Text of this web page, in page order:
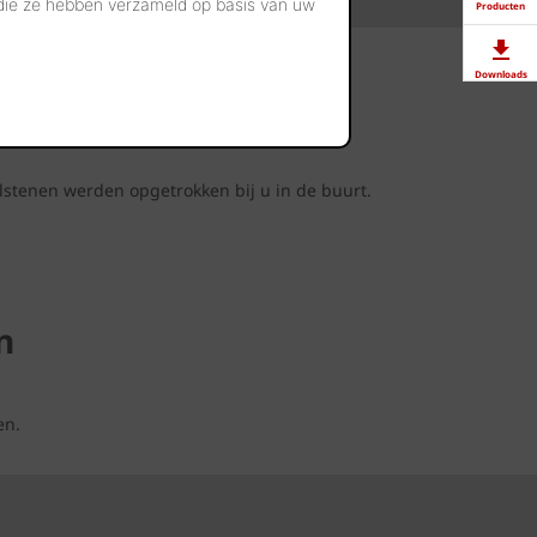
ze hebben verzameld op basis van uw
werden opgetrokken bij u in de buurt.
Producten
Downloads